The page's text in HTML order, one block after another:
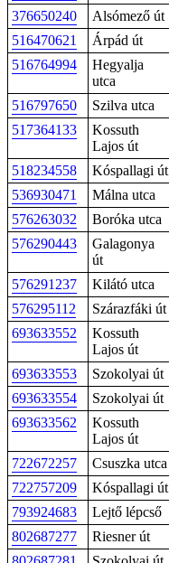
376650240
Alsómező út
516470621
Árpád út
516764994
Hegyalja
utca
516797650 Szilva utca
517364133
Kossuth
Lajos út
518234558 Kóspallagi út
536930471
Málna utca
576263032
Boróka utca
576290443
Galagonya
út
576291237 Kilátó utca
576295112
Szárazfáki út
693633552
Kossuth
Lajos út
693633553 Szokolyai út
693633554
Szokolyai út
693633562
Kossuth
Lajos út
722672257 Csuszka utca
722757209
Kóspallagi út
793924683
Lejtő lépcső
802687277
Riesner út